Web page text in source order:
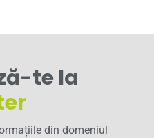
te la
din domeniul